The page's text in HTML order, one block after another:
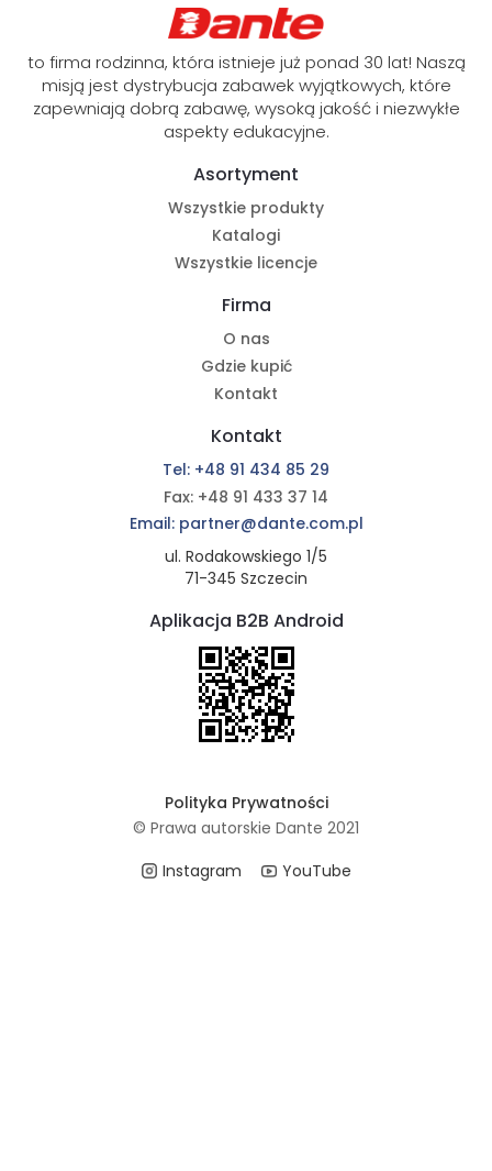
to firma rodzinna, która istnieje już ponad 30 lat! Naszą
misją jest dystrybucja zabawek wyjątkowych, które
zapewniają dobrą zabawę, wysoką jakość i niezwykłe
aspekty edukacyjne.
Asortyment
Wszystkie produkty
Katalogi
Wszystkie licencje
Firma
O nas
Gdzie kupić
Kontakt
Kontakt
Tel: +48 91 434 85 29
Fax: +48 91 433 37 14
Email: partner@dante.com.pl
ul. Rodakowskiego 1/5
71-345 Szczecin
Aplikacja B2B Android
Polityka Prywatności
© Prawa autorskie Dante 2021
Instagram
YouTube